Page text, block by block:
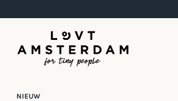
naar
content
NIEUW